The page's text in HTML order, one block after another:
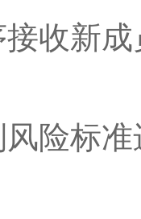
收新
险标